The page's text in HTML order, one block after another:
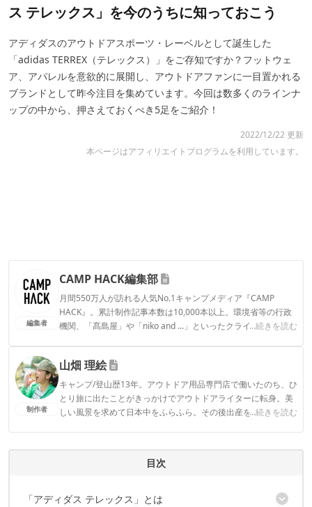
ス テレックス」を今のうちに知っておこう
アディダスのアウトドアスポーツ・レーベルとして誕生した
「adidas TERREX（テレックス）」をご存知ですか？フットウェ
ア、アパレルを意欲的に展開し、アウトドアファンに一目置かれる
ブランドとして昨今注目を集めています。今回は数多くのラインナ
ップの中から、押さえておくべき5足をご紹介！
2022/12/22 更新
本ページはアフィリエイトプログラムを利用しています。
編集者
CAMP HACK編集部
月間550万人が訪れる人気No.1キャンプメディア『CAMP
HACK』。累計制作記事本数は10,000本以上。環境省等の行政
機関、「髙島屋」や「niko and ...」といったクライアントとの
...続きを読む
CAMP HACK編集部のプロフィール
制作者
山畑 理絵
キャンプ/登山歴13年。アウトドア用品専門店で働いたのち、ひ
とり旅に出たことがきっかけでアウトドアライターに転身。美
しい風景を求めて日本中をふらふら。その後出産を機にデュオ
...続きを読む
山畑 理絵のプロフィール
目次
「アディダス テレックス」とは